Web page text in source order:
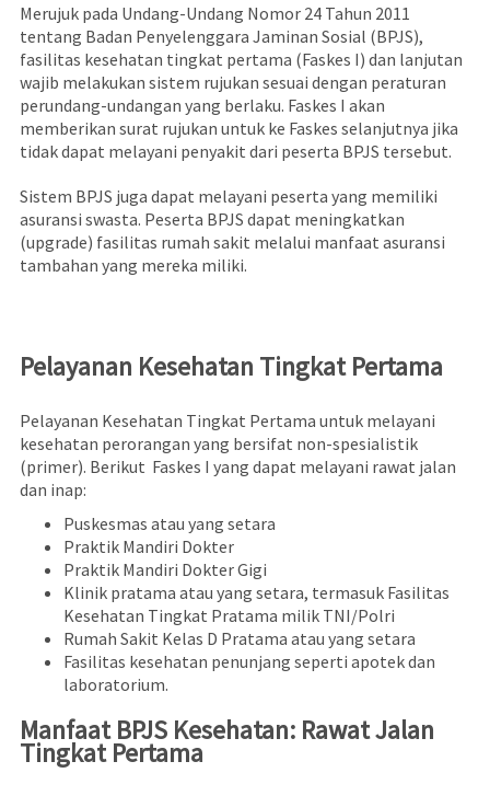
Merujuk pada Undang-Undang Nomor 24 Tahun 2011
tentang Badan Penyelenggara Jaminan Sosial (BPJS),
fasilitas kesehatan tingkat pertama (Faskes I) dan lanjutan
wajib melakukan sistem rujukan sesuai dengan peraturan
perundang-undangan yang berlaku. Faskes I akan
memberikan surat rujukan untuk ke Faskes selanjutnya jika
tidak dapat melayani penyakit dari peserta BPJS tersebut.
Sistem BPJS juga dapat melayani peserta yang memiliki
asuransi swasta. Peserta BPJS dapat meningkatkan
(upgrade) fasilitas rumah sakit melalui manfaat asuransi
tambahan yang mereka miliki.
Pelayanan Kesehatan Tingkat Pertama
Pelayanan Kesehatan Tingkat Pertama untuk melayani
kesehatan perorangan yang bersifat non-spesialistik
(primer). Berikut Faskes I yang dapat melayani rawat jalan
dan inap:
Puskesmas atau yang setara
Praktik Mandiri Dokter
Praktik Mandiri Dokter Gigi
Klinik pratama atau yang setara, termasuk Fasilitas
Kesehatan Tingkat Pratama milik TNI/Polri
Rumah Sakit Kelas D Pratama atau yang setara
Fasilitas kesehatan penunjang seperti apotek dan
laboratorium.
Manfaat BPJS Kesehatan: Rawat Jalan
Tingkat Pertama